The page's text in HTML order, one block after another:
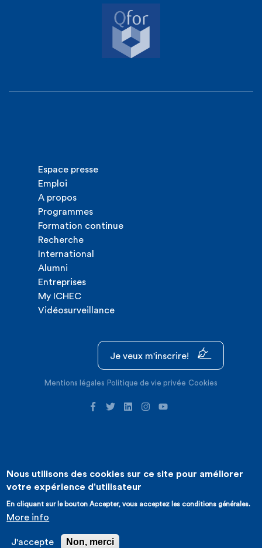
Espace presse
Emploi
A propos
Programmes
Formation continue
Recherche
International
Alumni
Entreprises
My ICHEC
Vidéosurveillance
Je veux m'inscrire!
Mentions légales Politique de vie privée Cookies
©2026 ICHEC |Création de site internet : Expansion
Nous utilisons des cookies sur ce site pour améliorer
votre expérience d'utilisateur
En cliquant sur le bouton Accepter, vous acceptez les conditions générales.
More info
J'accepte Non, merci